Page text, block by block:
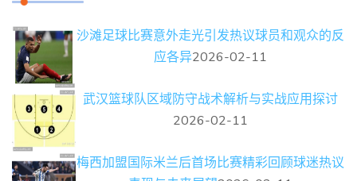
沙滩足球比赛意外走光引发热议球员和观众的反
应各异2026-02-11
武汉篮球队区域防守战术解析与实战应用探讨
2026-02-11
梅西加盟国际米兰后首场比赛精彩回顾球迷热议